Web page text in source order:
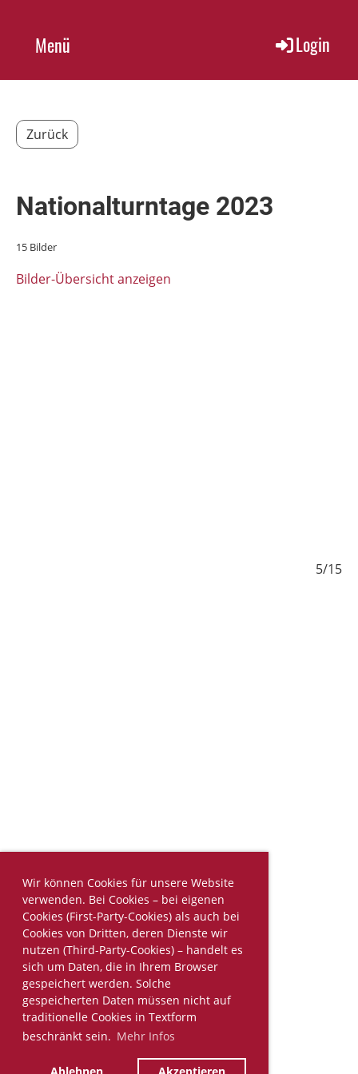
Wir können Cookies für unsere Website
verwenden. Bei Cookies – bei eigenen
Cookies (First-Party-Cookies) als auch bei
Cookies von Dritten, deren Dienste wir
nutzen (Third-Party-Cookies) – handelt es
sich um Daten, die in Ihrem Browser
gespeichert werden. Solche
gespeicherten Daten müssen nicht auf
traditionelle Cookies in Textform
beschränkt sein. Mehr Infos
Menü Login
Zurück
Nationalturntage 2023
15 Bilder
Bilder-Übersicht anzeigen
5/15